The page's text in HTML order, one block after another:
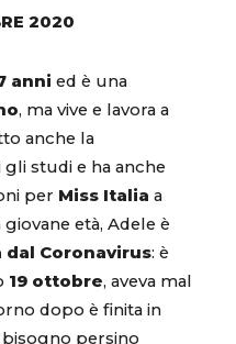
2020
anni ed è una
, ma vive e lavora a
anche la
studi e ha anche
per Miss Italia a
età, Adele è
Coronavirus: è
19 ottobre, aveva mal
dopo è finita in
bisogno persino